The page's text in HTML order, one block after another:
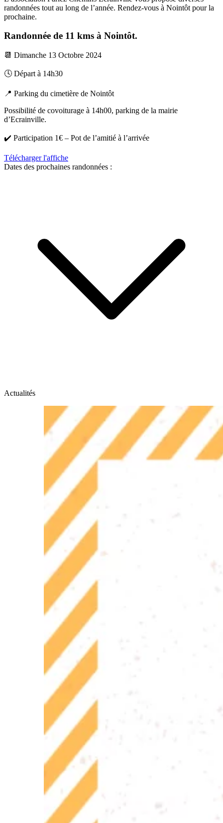
randonnées tout au long de l’année. Rendez-vous à Nointôt pour la
prochaine.
Randonnée de 11 kms à Nointôt.
📆 Dimanche 13 Octobre 2024
🕓 Départ à 14h30
📍 Parking du cimetière de Nointôt
Possibilité de covoiturage à 14h00, parking de la mairie
d’Ecrainville.
✔️ Participation 1€ – Pot de l’amitié à l’arrivée
Télécharger l'affiche
Dates des prochaines randonnées :
Actualités